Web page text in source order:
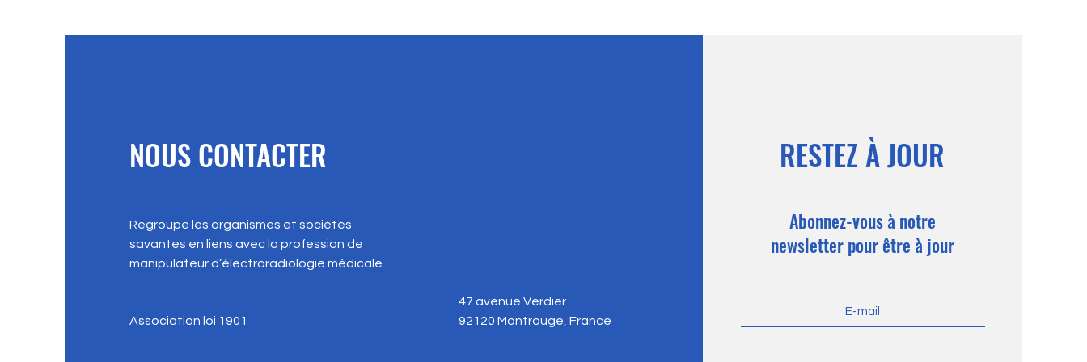
NOUS CONTACTER
Regroupe les organismes et sociétés
savantes en liens avec la profession de
manipulateur d’électroradiologie médicale.
Association loi 1901
47 avenue Verdier
92120 Montrouge, France
RESTEZ À JOUR
Abonnez-vous à notre
newsletter pour être à jour